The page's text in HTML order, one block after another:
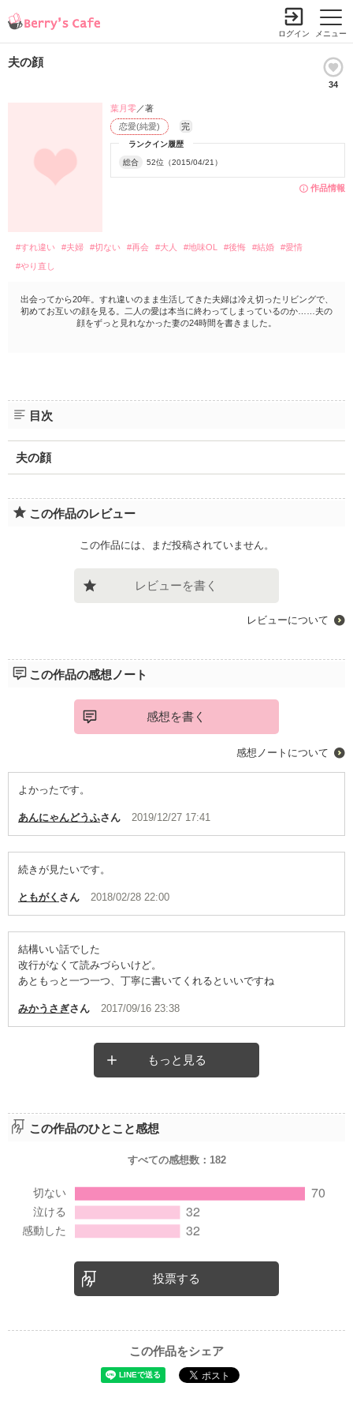
メニュー
ログイン
夫の顔
34
作品情報
ランクイン履歴
総合 52位（2015/04/21）
恋愛(純愛) 完
葉月零 ／著
#すれ違い #夫婦 #切ない #再会 #大人 #地味OL #後悔 #結婚
#愛情
#やり直し
出会ってから20年。すれ違いのまま生活してきた夫婦は冷え切ったリビングで、
初めてお互いの顔を見る。二人の愛は本当に終わってしまっているのか……夫の
顔をずっと見れなかった妻の24時間を書きました。
目次
夫の顔
この作品のレビュー
この作品には、まだ投稿されていません。
レビューを書く
レビューについて
この作品の感想ノート
感想を書く
感想ノートについて
よかったです。
あんにゃんどうふさん 2019/12/27 17:41
続きが見たいです。
ともがく さん 2018/02/28 22:00
結構いい話でした
改行がなくて読みづらいけど。
あともっと一つ一つ、丁寧に書いてくれるといいですね
みかうさぎさん 2017/09/16 23:38
もっと見る
この作品のひとこと感想
すべての感想数： 182
投票する
この作品をシェア